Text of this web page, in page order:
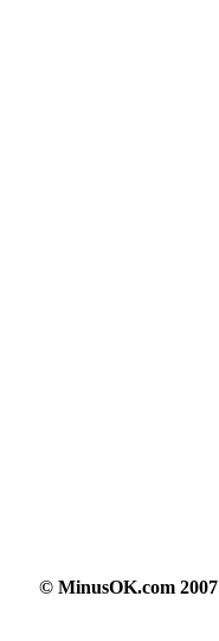
© MinusOK.com 2007